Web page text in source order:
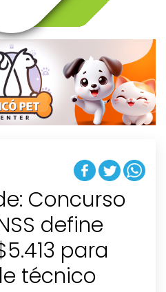
v
g
t
i
o
n
Concurso
define
para
técnico